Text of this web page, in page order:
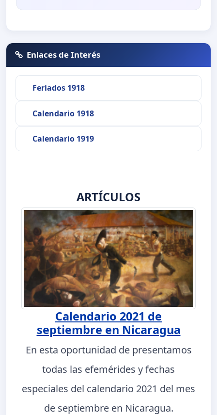
Enlaces de Interés
Feriados 1918
Calendario 1918
Calendario 1919
ARTÍCULOS
Calendario 2021 de
septiembre en Nicaragua
En esta oportunidad de presentamos
todas las efemérides y fechas
especiales del calendario 2021 del mes
de septiembre en Nicaragua.